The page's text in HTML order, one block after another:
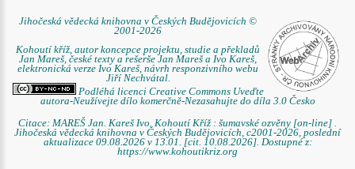
Jihočeská vědecká knihovna v Českých Budějovicích ©
2001-2026
Kohoutí kříž, autor koncepce projektu, studie a překladů
Jan Mareš, české texty a rešerše Jan Mareš a Ivo Kareš,
elektronická verze Ivo Kareš, návrh responzivního webu
Jiří Nechvátal.
Podléhá licenci Creative Commons Uveďte
autora-Neužívejte dílo komerčně-Nezasahujte do díla 3.0 Česko
Citace: MAREŠ Jan. Kareš Ivo. Kohoutí Kříž : šumavské ozvěny [on-line] .
Jihočeská vědecká knihovna v Českých Budějovicích, c2001-2026, poslední
aktualizace 09.08.2026 v 13.01. [cit. 10.08.2026]. Dostupné z:
https://www.kohoutikriz.org